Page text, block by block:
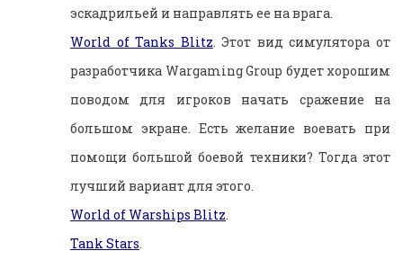
эскадрильей и направлять ее на врага.
World of Tanks Blitz. Этот вид симулятора от
разработчика Wargaming Group будет хорошим
поводом для игроков начать сражение на
большом экране. Есть желание воевать при
помощи большой боевой техники? Тогда этот
лучший вариант для этого.
World of Warships Blitz.
Tank Stars.